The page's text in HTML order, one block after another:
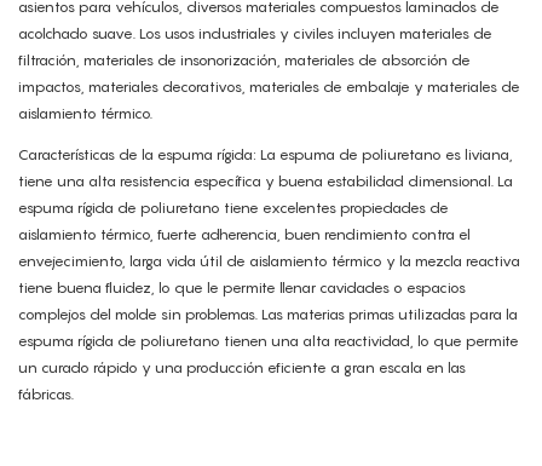
asientos para vehículos, diversos materiales compuestos laminados de
acolchado suave. Los usos industriales y civiles incluyen materiales de
filtración, materiales de insonorización, materiales de absorción de
impactos, materiales decorativos, materiales de embalaje y materiales de
aislamiento térmico.
Características de la espuma rígida: La espuma de poliuretano es liviana,
tiene una alta resistencia específica y buena estabilidad dimensional. La
espuma rígida de poliuretano tiene excelentes propiedades de
aislamiento térmico, fuerte adherencia, buen rendimiento contra el
envejecimiento, larga vida útil de aislamiento térmico y la mezcla reactiva
tiene buena fluidez, lo que le permite llenar cavidades o espacios
complejos del molde sin problemas. Las materias primas utilizadas para la
espuma rígida de poliuretano tienen una alta reactividad, lo que permite
un curado rápido y una producción eficiente a gran escala en las
fábricas.